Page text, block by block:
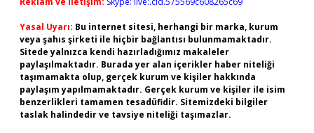
Yasal Uyarı: Bu internet sitesi, herhangi bir marka, kurum
veya şahıs şirketi ile hiçbir bağlantısı bulunmamaktadır.
Sitede yalnızca kendi hazırladığımız makaleler
paylaşılmaktadır. Burada yer alan içerikler haber niteliği
taşımamakta olup, gerçek kurum ve kişiler hakkında
paylaşım yapılmamaktadır. Gerçek kurum ve kişiler ile isim
benzerlikleri tamamen tesadüfidir. Sitemizdeki bilgiler
taslak halindedir ve tavsiye niteliği taşımazlar.